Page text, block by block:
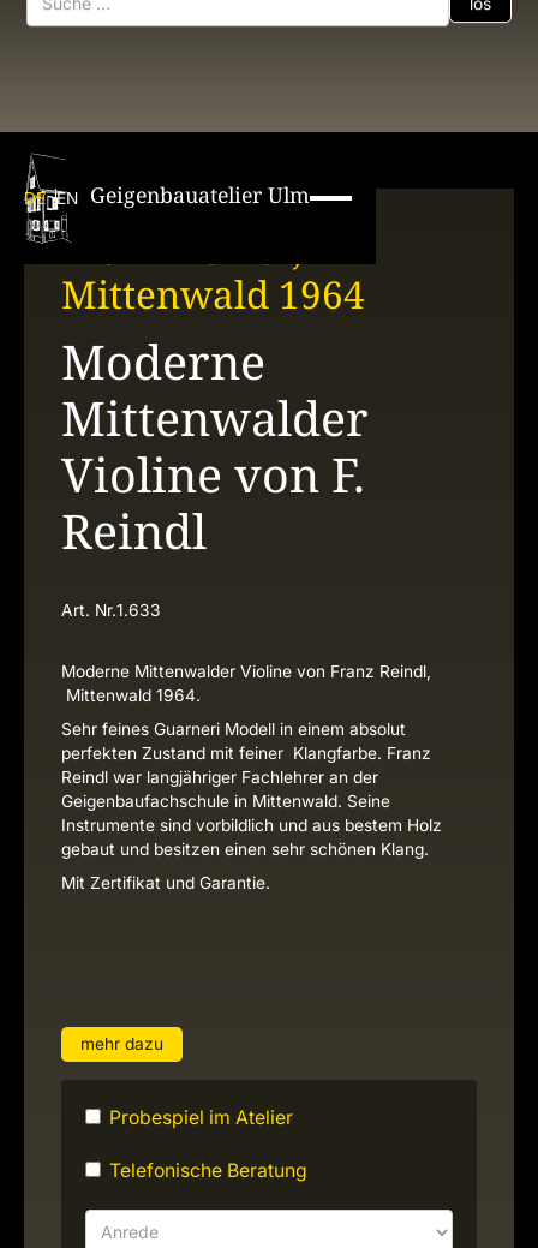
DE EN Geigenbauatelier Ulm
Franz Reindl,
Mittenwald 1964
Moderne
Mittenwalder
Violine von F.
Reindl
Art. Nr.1.633
Moderne Mittenwalder Violine von Franz Reindl,
Mittenwald 1964.
Sehr feines Guarneri Modell in einem absolut
perfekten Zustand mit feiner Klangfarbe. Franz
Reindl war langjähriger Fachlehrer an der
Geigenbaufachschule in Mittenwald. Seine
Instrumente sind vorbildlich und aus bestem Holz
gebaut und besitzen einen sehr schönen Klang.
Mit Zertifikat und Garantie.
mehr dazu
Probespiel im Atelier
Telefonische Beratung